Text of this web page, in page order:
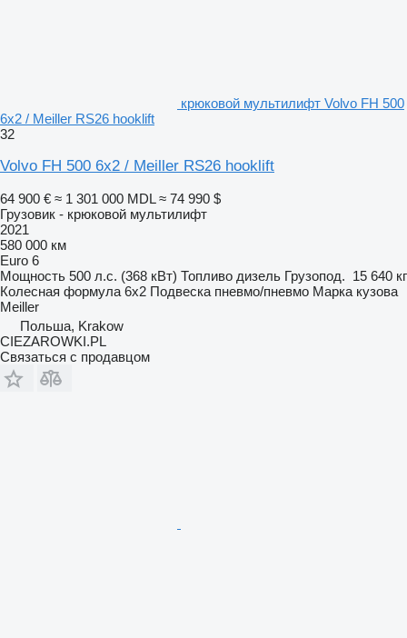
крюковой мультилифт Volvo FH 500
6x2 / Meiller RS26 hooklift
32
Volvo FH 500 6x2 / Meiller RS26 hooklift
64 900 € ≈ 1 301 000 MDL ≈ 74 990 $
Грузовик - крюковой мультилифт
2021
580 000 км
Euro 6
Мощность 500 л.с. (368 кВт) Топливо дизель Грузопод. 15 640 кг
Колесная формула 6x2 Подвеска пневмо/пневмо Марка кузова
Meiller
Польша, Krakow
CIEZAROWKI.PL
Связаться с продавцом